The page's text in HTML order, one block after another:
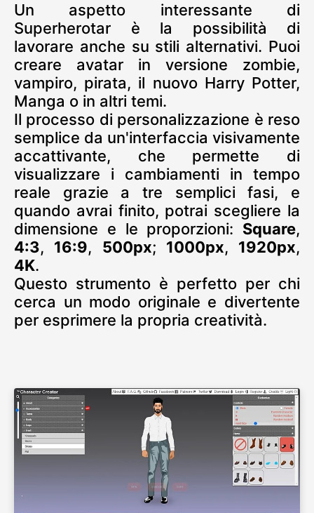
Un aspetto interessante di
Superherotar è la possibilità di
lavorare anche su stili alternativi. Puoi
creare avatar in versione zombie,
vampiro, pirata, il nuovo Harry Potter,
Manga o in altri temi.
Il processo di personalizzazione è reso
semplice da un'interfaccia visivamente
accattivante, che permette di
visualizzare i cambiamenti in tempo
reale grazie a tre semplici fasi, e
quando avrai finito, potrai scegliere la
dimensione e le proporzioni: Square,
4:3, 16:9, 500px; 1000px, 1920px,
4K.
Questo strumento è perfetto per chi
cerca un modo originale e divertente
per esprimere la propria creatività.